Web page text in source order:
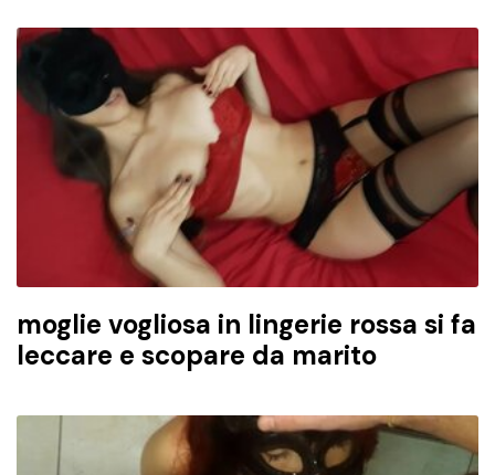
moglie vogliosa in lingerie rossa si fa
leccare e scopare da marito